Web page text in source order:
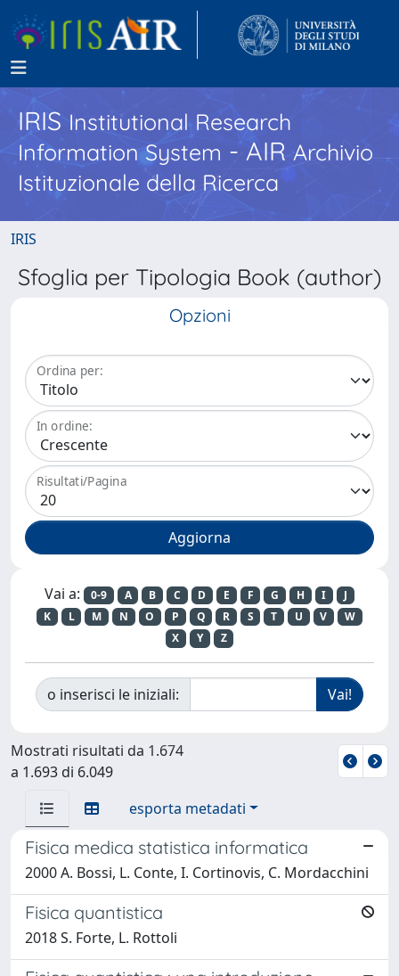
IRISInstitutional Research
Information System - AIR Archivio
Istituzionale della Ricerca
IRIS
Sfoglia per Tipologia Book (author)
Opzioni
Ordina per:
In ordine:
Risultati/Pagina
Vai a: 0-9 A B C D E F G H I
J
K
L M N O P Q R S T U V
W
X
Y Z
o inserisci le iniziali:
Mostrati risultati da 1.674
a 1.693 di 6.049
esporta metadati
Fisica medica statistica informatica
2000 A. Bossi, L. Conte, I. Cortinovis, C. Mordacchini
Fisica quantistica
2018 S. Forte, L. Rottoli